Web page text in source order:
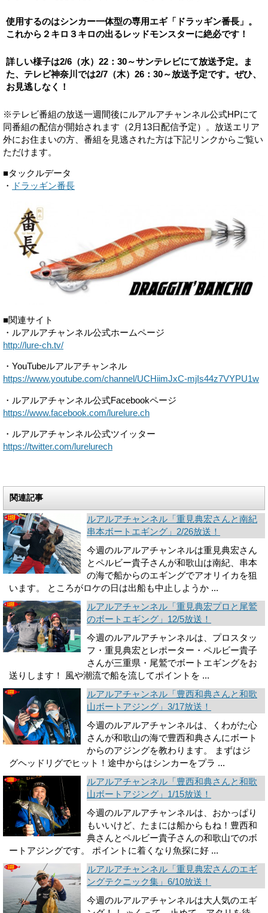
使用するのはシンカー一体型の専用エギ「ドラッギン番長」。
これから２キロ３キロの出るレッドモンスターに絶必です！
詳しい様子は2/6（水）22：30～サンテレビにて放送予定。ま
た、テレビ神奈川では2/7（木）26：30～放送予定です。ぜひ、
お見逃しなく！
※テレビ番組の放送一週間後にルアルアチャンネル公式HPにて
同番組の配信が開始されます（2月13日配信予定）。放送エリア
外にお住まいの方、番組を見逃された方は下記リンクからご覧い
ただけます。
■タックルデータ
・
ドラッギン番長
■関連サイト
・ルアルアチャンネル公式ホームページ
http://lure-ch.tv/
・YouTubeルアルアチャンネル
https://www.youtube.com/channel/UCHiimJxC-mjIs44z7VYPU1w
・ルアルアチャンネル公式Facebookページ
https://www.facebook.com/ lurelure.ch
・ルアルアチャンネル公式ツイッター
https://twitter.com/lurelurech
関連記事
ルアルアチャンネル「重見典宏さんと南紀
串本ボートエギング」2/26放送！
今週のルアルアチャンネルは重見典宏さん
とペルビー貴子さんが和歌山は南紀、串本
の海で船からのエギングでアオリイカを狙
います。 ところがロケの日は出船も中止しようか ...
ルアルアチャンネル「重見典宏プロと尾鷲
のボートエギング」12/5放送！
今週のルアルアチャンネルは、プロスタッ
フ・重見典宏とレポーター・ペルビー貴子
さんが三重県・尾鷲でボートエギングをお
送りします！ 風や潮流で船を流してポイントを ...
ルアルアチャンネル「豊西和典さんと和歌
山ボートアジング」3/17放送！
今週のルアルアチャンネルは、くわがた心
さんが和歌山の海で豊西和典さんにボート
からのアジングを教わります。 まずはジ
グヘッドリグでヒット！途中からはシンカーをプラ ...
ルアルアチャンネル「豊西和典さんと和歌
山ボートアジング」1/15放送！
今週のルアルアチャンネルは、おかっぱり
もいいけど、たまには船からもね！豊西和
典さんとペルビー貴子さんの和歌山でのボ
ートアジングです。 ポイントに着くなり魚探に好 ...
ルアルアチャンネル「重見典宏さんのエギ
ングテクニック集」6/10放送！
今週のルアルアチャンネルは大人気のエギ